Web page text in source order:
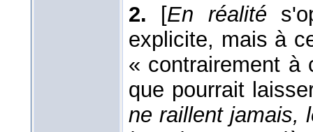
2.
[En réalité
explicite, mais à
« contrairement à
que pourrait
ne raillent jamais,